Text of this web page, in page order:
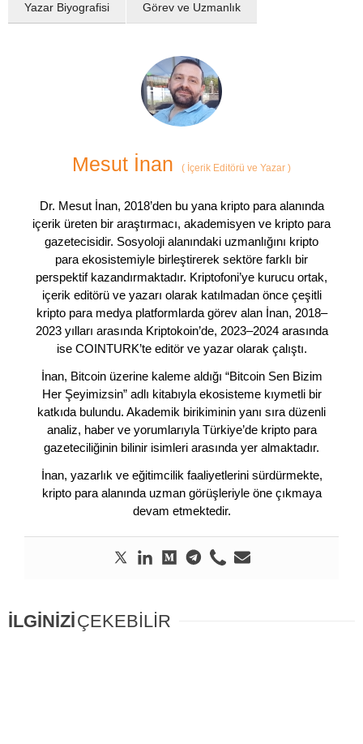
Yazar Biyografisi Görev ve Uzmanlık
Mesut İnan ( İçerik Editörü ve Yazar )
Dr. Mesut İnan, 2018’den bu yana kripto para alanında
içerik üreten bir araştırmacı, akademisyen ve kripto para
gazetecisidir. Sosyoloji alanındaki uzmanlığını kripto
para ekosistemiyle birleştirerek sektöre farklı bir
perspektif kazandırmaktadır. Kriptofoni’ye kurucu ortak,
içerik editörü ve yazarı olarak katılmadan önce çeşitli
kripto para medya platformlarda görev alan İnan, 2018–
2023 yılları arasında Kriptokoin’de, 2023–2024 arasında
ise COINTURK’te editör ve yazar olarak çalıştı.
İnan, Bitcoin üzerine kaleme aldığı “Bitcoin Sen Bizim
Her Şeyimizsin” adlı kitabıyla ekosisteme kıymetli bir
katkıda bulundu. Akademik birikiminin yanı sıra düzenli
analiz, haber ve yorumlarıyla Türkiye’de kripto para
gazeteciliğinin bilinir isimleri arasında yer almaktadır.
İnan, yazarlık ve eğitimcilik faaliyetlerini sürdürmekte,
kripto para alanında uzman görüşleriyle öne çıkmaya
devam etmektedir.
İLGİNİZİÇEKEBİLİR